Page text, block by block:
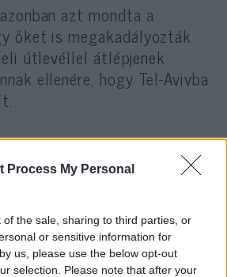
Process My Personal
of the sale, sharing to third parties, or
or sensitive information for
us, please use the below opt-out
selection. Please note that after your
azt mondta a
őket is megakadályozták
útlevéllel átlépjenek
ellenére, hogy Tel-Avivba
szerint nyolc másik